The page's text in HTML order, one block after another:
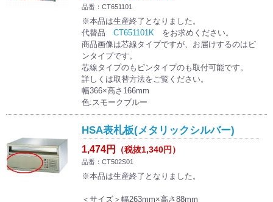
品番：CT651101
※本品は生産終了となりました。
代替品 CT651101K をお求めください。
商品画像は芯線タイプですが、お届けするのはピ
ンタイプです。
芯線タイプのもピンタイプのも取付可能です。
詳しくは取替方法をご覧ください。
幅366×高さ166mm
色:スモークブルー
HSA表札板(メタリックシルバー)
1,474円 （税抜1,340円）
品番：CT502S01
※本品は生産終了となりました。
＜サイズ＞幅263mm×高さ88mm